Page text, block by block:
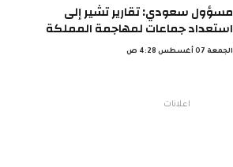
مسؤول سعودي: تقارير تشير إلى
استعداد جماعات لمهاجمة المملكة
الجمعة 07 أغسطس 4:28 ص
اعلانات